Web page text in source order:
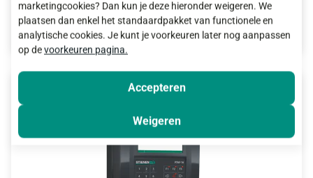
Meer informatie
marketingcookies? Dan kun je deze hieronder weigeren. We
plaatsen dan enkel het standaardpakket van functionele en
analytische cookies. Je kunt je voorkeuren later nog aanpassen
op devoorkeuren pagina.
Accepteren
Weigeren